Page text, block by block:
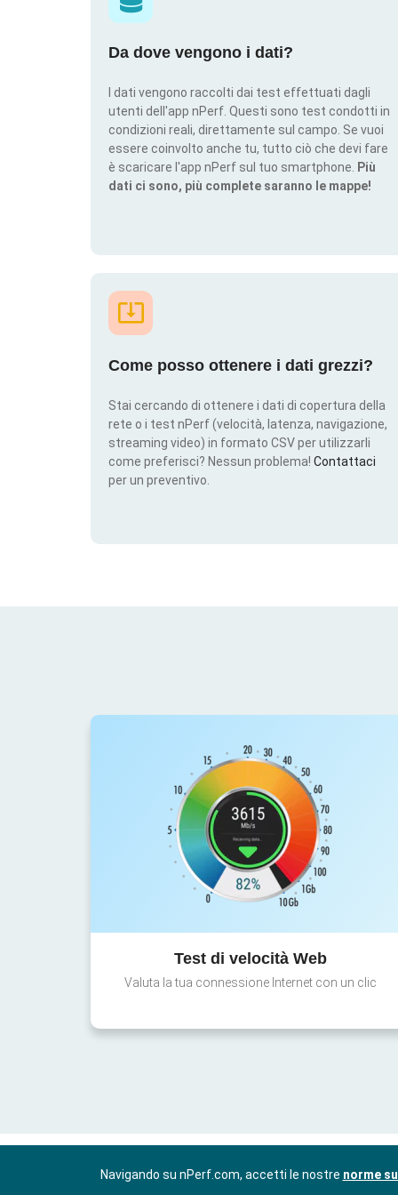
Da dove vengono i dati?
I dati vengono raccolti dai test effettuati dagli
utenti dell'app nPerf. Questi sono test condotti in
condizioni reali, direttamente sul campo. Se vuoi
essere coinvolto anche tu, tutto ciò che devi fare
è scaricare l'app nPerf sul tuo smartphone.
Più
dati ci sono, più complete saranno le mappe!
Come posso ottenere i dati grezzi?
Stai cercando di ottenere i dati di copertura della
rete o i test nPerf (velocità, latenza, navigazione,
streaming video) in formato CSV per utilizzarli
come preferisci? Nessun problema! Contattaci
per un preventivo.
Test di velocità Web
Valuta la tua connessione Internet con un clic
Navigando su nPerf.com, accetti le nostre norme